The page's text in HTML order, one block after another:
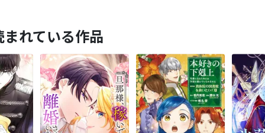
れている作品